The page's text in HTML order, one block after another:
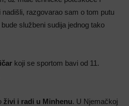
razgovarao sam o tom putu
službeni sudija jednog tako
koji se sportom bavi od 11.
živi i radi u Minhenu. U Njemačkoj